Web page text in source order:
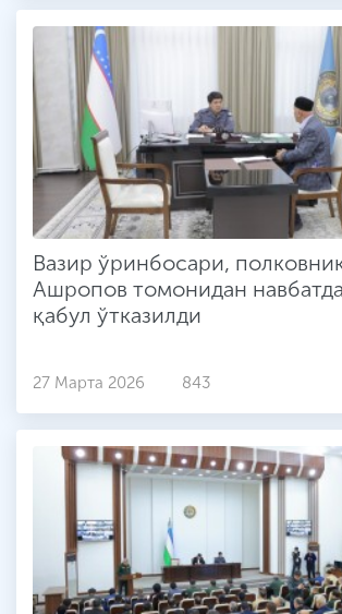
Вазир ўринбосари,
Ашропов томонидан
қабул ўтказилди
27 Марта 2026 843